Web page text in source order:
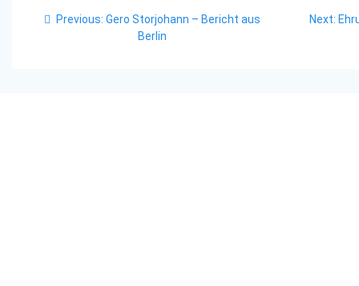
Previous: Previous
Gero Storjohann – Bericht aus
Berlin
Next: